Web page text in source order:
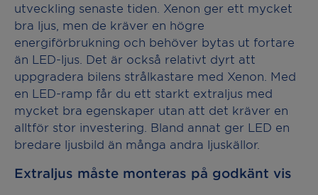
utveckling senaste tiden. Xenon ger ett mycket
bra ljus, men de kräver en högre
energiförbrukning och behöver bytas ut fortare
än LED-ljus. Det är också relativt dyrt att
uppgradera bilens strålkastare med Xenon. Med
en LED-ramp får du ett starkt extraljus med
mycket bra egenskaper utan att det kräver en
alltför stor investering. Bland annat ger LED en
bredare ljusbild än många andra ljuskällor.
Extraljus måste monteras på godkänt vis